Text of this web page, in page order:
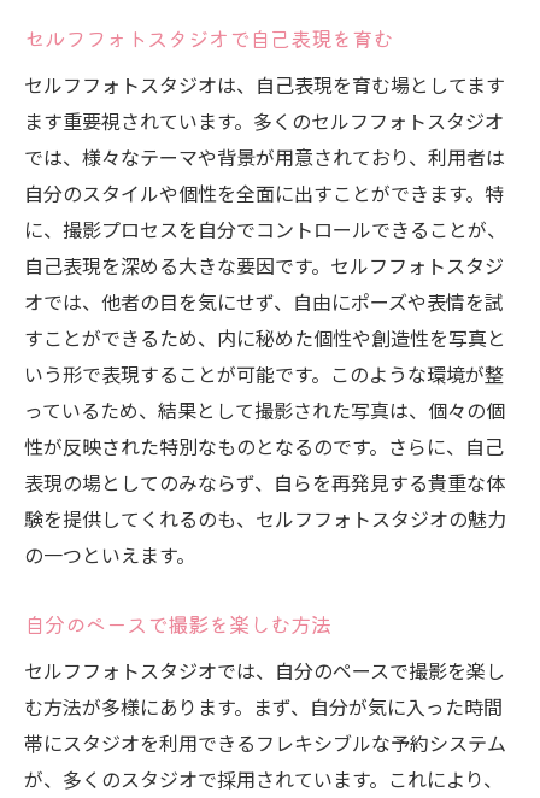
セルフフォトスタジオで自己表現を育む
セルフフォトスタジオは、自己表現を育む場としてます
ます重要視されています。多くのセルフフォトスタジオ
では、様々なテーマや背景が用意されており、利用者は
自分のスタイルや個性を全面に出すことができます。特
に、撮影プロセスを自分でコントロールできることが、
自己表現を深める大きな要因です。セルフフォトスタジ
オでは、他者の目を気にせず、自由にポーズや表情を試
すことができるため、内に秘めた個性や創造性を写真と
いう形で表現することが可能です。このような環境が整
っているため、結果として撮影された写真は、個々の個
性が反映された特別なものとなるのです。さらに、自己
表現の場としてのみならず、自らを再発見する貴重な体
験を提供してくれるのも、セルフフォトスタジオの魅力
の一つといえます。
自分のペースで撮影を楽しむ方法
セルフフォトスタジオでは、自分のペースで撮影を楽し
む方法が多様にあります。まず、自分が気に入った時間
帯にスタジオを利用できるフレキシブルな予約システム
が、多くのスタジオで採用されています。これにより、